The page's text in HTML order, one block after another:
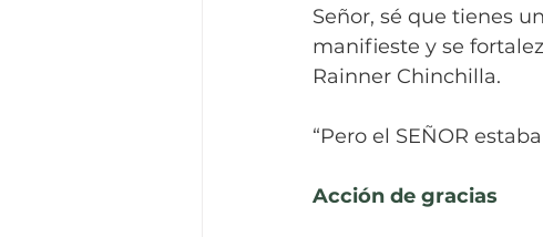
Señor, sé que tienes
manifieste y se
Rainner Chinchilla.
“Pero el SEÑOR
Acción de gracias